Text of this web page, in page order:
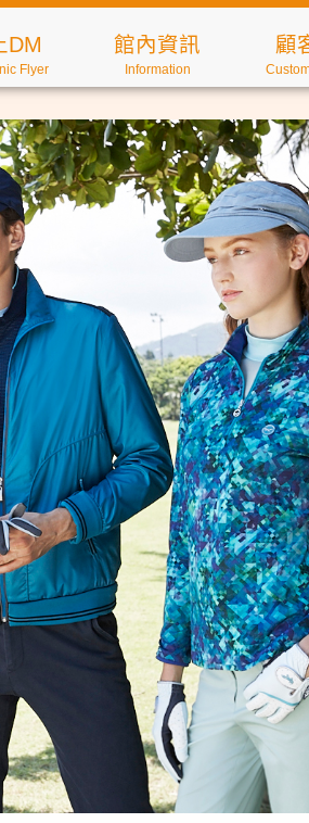
DM
Flyer
館內資訊
Information
顧